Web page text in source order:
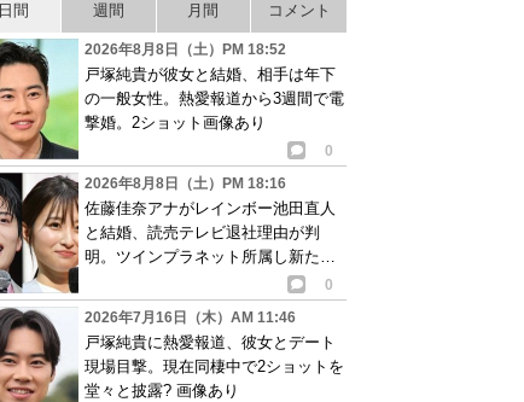
日間 週間 月間 コメント
2026年8月8日（土）PM 18:52
戸塚純貴が彼女と結婚、相手は年下
の一般女性。熱愛報道から3週間で電
撃婚。2ショット画像あり
0
2026年8月8日（土）PM 18:16
佐藤佳奈アナがレインボー池田直人
と結婚、読売テレビ退社理由が判
明。ツインプラネット所属し新たな
0
2026年7月16日（木）AM 11:46
戸塚純貴に熱愛報道、彼女とデート
現場目撃。現在同棲中で2ショットを
堂々と披露? 画像あり